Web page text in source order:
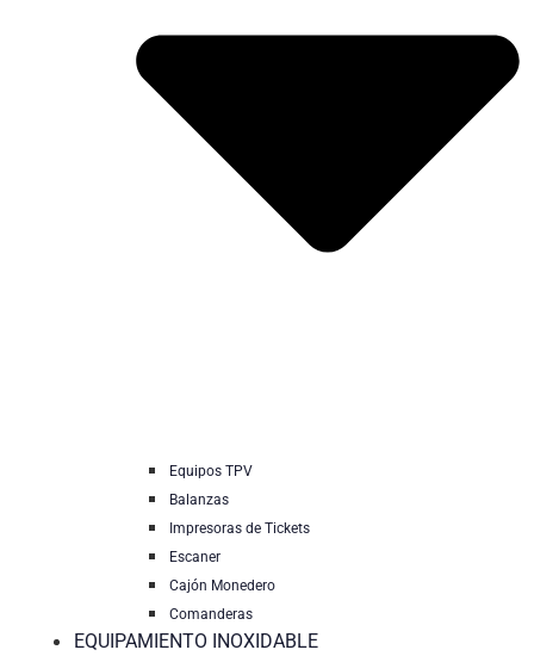
Equipos TPV
Balanzas
Impresoras de Tickets
Escaner
Cajón Monedero
Comanderas
EQUIPAMIENTO INOXIDABLE